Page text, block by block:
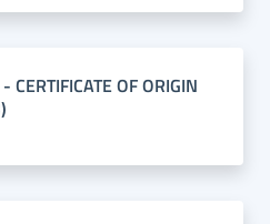
CERTIFICATE OF ORIGIN
)